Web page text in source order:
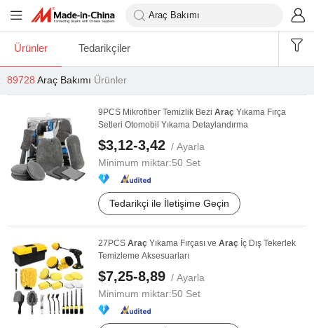
Ürünler Tedarikçiler
89728 Araç Bakımı Ürünler
9PCS Mikrofiber Temizlik Bezi Araç Yıkama Fırça
Setleri Otomobil Yıkama Detaylandırma
$3,12-3,42 / Ayarla
Minimum miktar:50 Set
Tedarikçi ile İletişime Geçin
27PCS Araç Yıkama Fırçası ve Araç İç Dış Tekerlek
Temizleme Aksesuarları
$7,25-8,89 / Ayarla
Minimum miktar:50 Set